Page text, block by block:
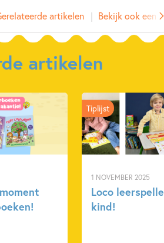
& leren
artikelen Bekijk ook eens
artikelen
1 NOVEMBER 2025
Loco
kind!
Tiplijst